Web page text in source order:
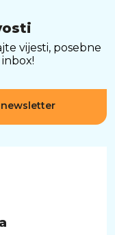
vijesti, posebne